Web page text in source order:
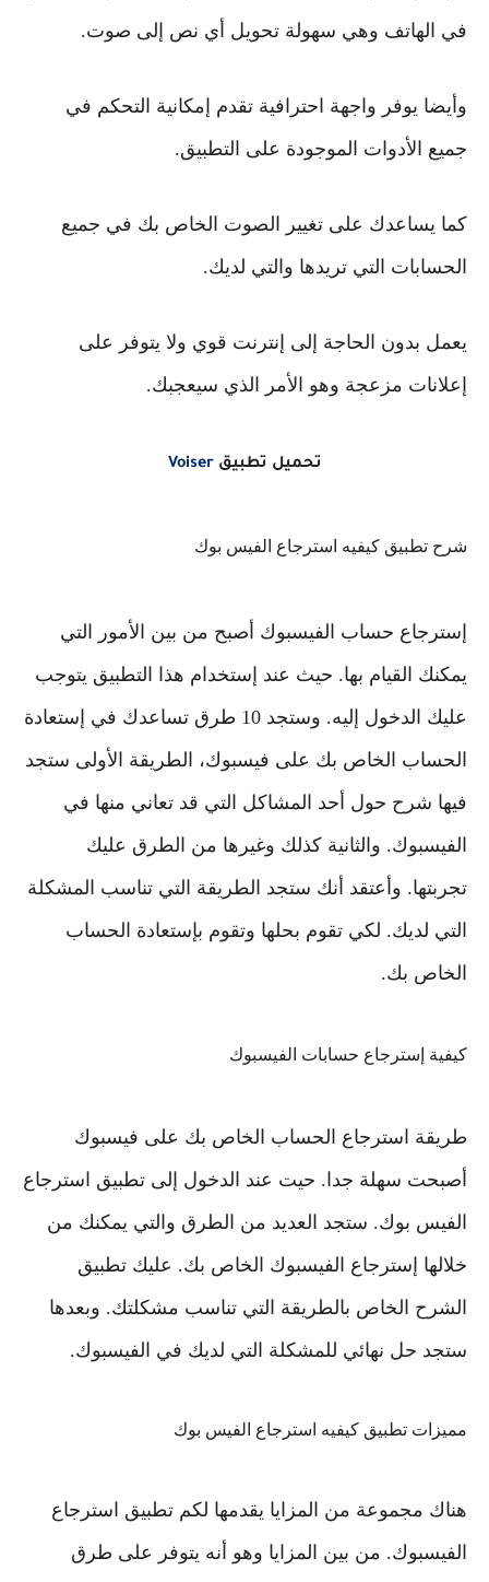
في الهاتف وهي سهولة تحويل أي نص إلى صوت.
وأيضا يوفر واجهة احترافية تقدم إمكانية التحكم في
جميع الأدوات الموجودة على التطبيق.
كما يساعدك على تغيير الصوت الخاص بك في جميع
الحسابات التي تريدها والتي لديك.
يعمل بدون الحاجة إلى إنترنت قوي ولا يتوفر على
إعلانات مزعجة وهو الأمر الذي سيعجبك.
تحميل تطبيقVoiser
شرح تطبيق كيفيه استرجاع الفيس بوك
إسترجاع حساب الفيسبوك أصبح من بين الأمور التي
يمكنك القيام بها. حيث عند إستخدام هذا التطبيق يتوجب
عليك الدخول إليه. وستجد 10 طرق تساعدك في إستعادة
الحساب الخاص بك على فيسبوك، الطريقة الأولى ستجد
فيها شرح حول أحد المشاكل التي قد تعاني منها في
الفيسبوك. والثانية كذلك وغيرها من الطرق عليك
تجربتها. وأعتقد أنك ستجد الطريقة التي تناسب المشكلة
التي لديك. لكي تقوم بحلها وتقوم بإستعادة الحساب
الخاص بك.
كيفية إسترجاع حسابات الفيسبوك
طريقة استرجاع الحساب الخاص بك على فيسبوك
أصبحت سهلة جدا. حيت عند الدخول إلى تطبيق استرجاع
الفيس بوك. ستجد العديد من الطرق والتي يمكنك من
خلالها إسترجاع الفيسبوك الخاص بك. عليك تطبيق
الشرح الخاص بالطريقة التي تناسب مشكلتك. وبعدها
ستجد حل نهائي للمشكلة التي لديك في الفيسبوك.
مميزات تطبيق كيفيه استرجاع الفيس بوك
هناك مجموعة من المزايا يقدمها لكم تطبيق استرجاع
الفيسبوك. من بين المزايا وهو أنه يتوفر على طرق